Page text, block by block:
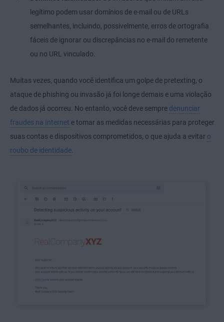
legítimo podem usar domínios de e-mail ou de URLs
semelhantes, incluindo, possivelmente, erros de ortografia
fáceis de ignorar ou discrepâncias no e-mail do remetente
ou no URL vinculado.
Muitas vezes, quando você identifica um golpe de pretexting, o
ataque de phishing ou invasão já foi longe demais e uma violação
de dados já ocorreu. No entanto, você deve sempre denunciar
fraudes na Internet e tomar as medidas necessárias para proteger
suas contas e dispositivos comprometidos, o que ajuda a evitar o
roubo de identidade.